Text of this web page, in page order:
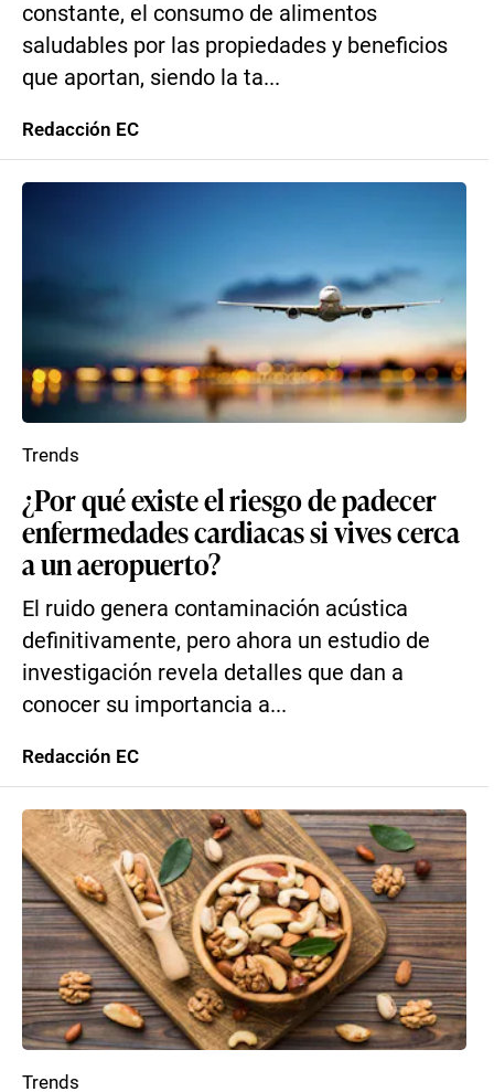
constante, el consumo de alimentos
saludables por las propiedades y beneficios
que aportan, siendo la ta...
Redacción EC
¿Por qué existe el riesgo de padecer
enfermedades cardiacas si vives cerca
a un aeropuerto?
El ruido genera contaminación acústica
definitivamente, pero ahora un estudio de
investigación revela detalles que dan a
conocer su importancia a...
Trends
Redacción EC
Trends